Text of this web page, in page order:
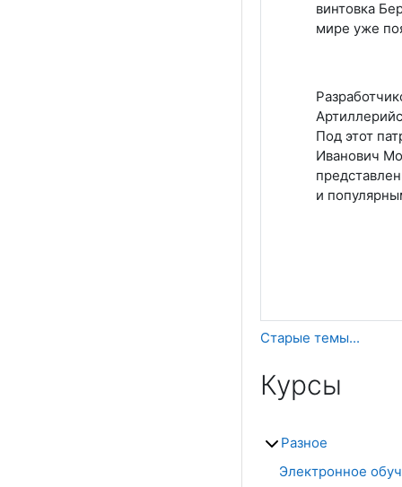
винтовка
мире уже
Под этот
Иванович
и
Старые темы...
Курсы
Разное
Электронное